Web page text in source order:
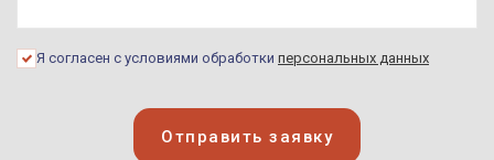
Я согласен с условиями обработки персональных данных
Отправить заявку